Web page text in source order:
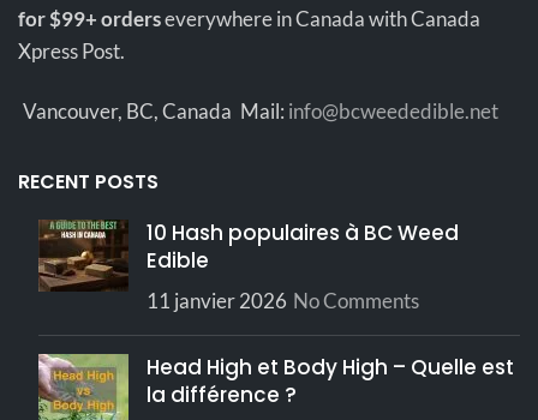
Concentration en
THC
Rechargeable Oui
VG/PG
TERP
for $99+ orderseverywhere in Canada with Canada
Xpress Post.
Vancouver, BC, Canada Mail: info@bcweededible.net
RECENT POSTS
10 Hash populaires à BC Weed
Edible
11 janvier 2026 No Comments
Head High et Body High – Quelle est
la différence ?